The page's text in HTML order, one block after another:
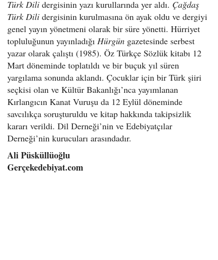
Türk Dili dergisinin yazı kurullarında yer aldı. Çağdaş
Türk Dili dergisinin kurulmasına ön ayak oldu ve dergiyi
genel yayın yönetmeni olarak bir süre yönetti. Hürriyet
topluluğunun yayınladığı Hürgün gazetesinde serbest
yazar olarak çalıştı (1985). Öz Türkçe Sözlük kitabı 12
Mart döneminde toplatıldı ve bir buçuk yıl süren
yargılama sonunda aklandı. Çocuklar için bir Türk şiiri
seçkisi olan ve Kültür Bakanlığı’nca yayımlanan
Kırlangıcın Kanat Vuruşu da 12 Eylül döneminde
savcılıkça soruşturuldu ve kitap hakkında takipsizlik
kararı verildi. Dil Derneği’nin ve Edebiyatçılar
Derneği’nin kurucuları arasındadır.
Ali Püsküllüoğlu
Gerçekedebiyat.com